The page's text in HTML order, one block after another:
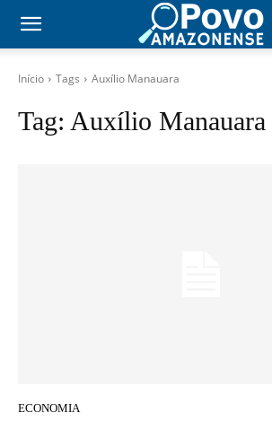
Início Tags Auxílio Manauara
Tag: Auxílio Manauara
ECONOMIA